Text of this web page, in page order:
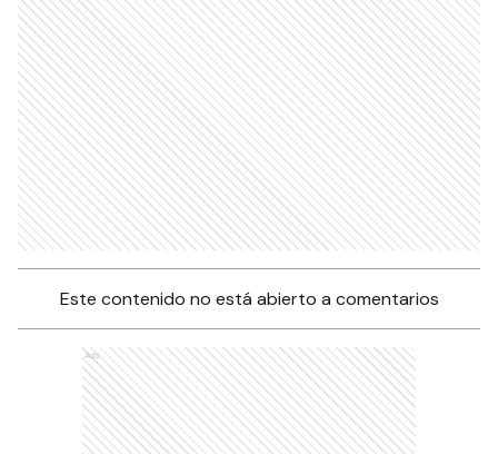
Este contenido no está abierto a comentarios
Ads